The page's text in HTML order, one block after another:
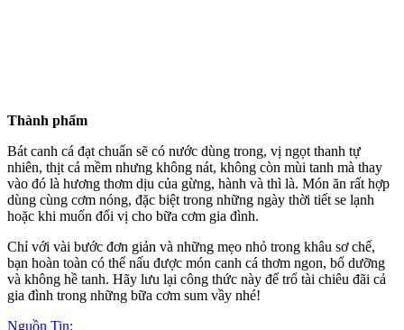
Thành phẩm
Bát canh cá đạt chuẩn sẽ có nước dùng trong, vị ngọt thanh tự
nhiên, thịt cá mềm nhưng không nát, không còn mùi tanh mà thay
vào đó là hương thơm dịu của gừng, hành và thì là. Món ăn rất hợp
dùng cùng cơm nóng, đặc biệt trong những ngày thời tiết se lạnh
hoặc khi muốn đổi vị cho bữa cơm gia đình.
Chỉ với vài bước đơn giản và những mẹo nhỏ trong khâu sơ chế,
bạn hoàn toàn có thể nấu được món canh cá thơm ngon, bổ dưỡng
và không hề tanh. Hãy lưu lại công thức này để trổ tài chiêu đãi cả
gia đình trong những bữa cơm sum vầy nhé!
Nguồn Tin: